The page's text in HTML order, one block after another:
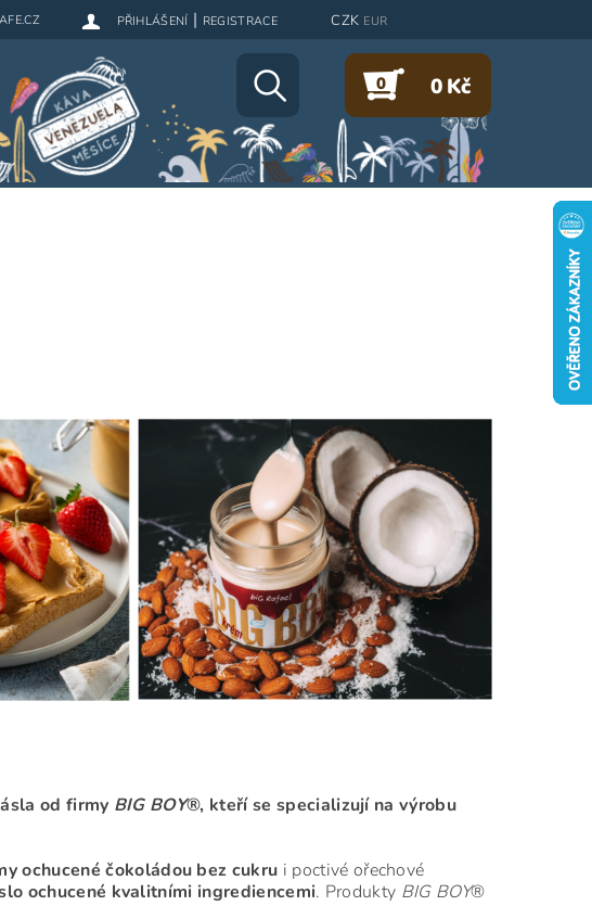
CZK EUR
PŘIHLÁŠENÍ | REGISTRACE
0 0 Kč
od firmy BIG BOY®, kteří se specializují na výrobu
ochucené čokoládou bez cukru i poctivé ořechové
ochucené kvalitními ingrediencemi. Produkty BIG BOY®